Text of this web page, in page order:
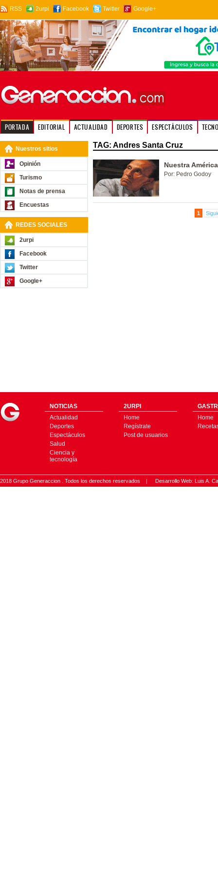
RSS 2urpi Facebook Twitter Google+
PORTADA EDITORIAL ACTUALIDAD DEPORTES ESPECTÁCULOS
Nuestros sitios
Opinión
Turismo
Notas de prensa
Encuestas
REDES SOCIALES
2urpi
Facebook
Twitter
Google+
TAG: Andres Santa Cruz
Nuestra
Por: Pedro Godoy
1
NOTICIAS
Actualidad
Deportes
Espectáculos
Salud
Ciencia y
tecnología
2URPI
Home
Regístrate
Post de usuarios
Home
2018 Grupo Generaccion . Todos los derechos reservados | Desarrollo Web: Luis